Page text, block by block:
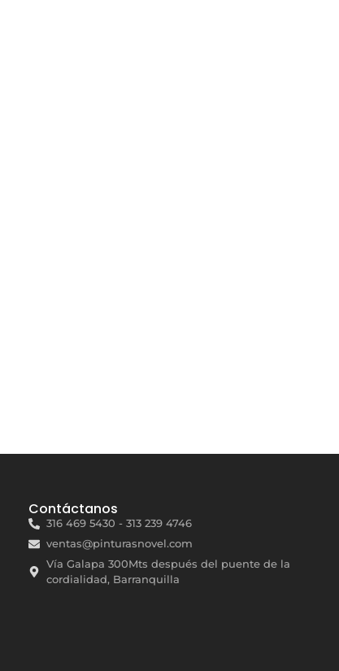
Contáctanos
316 469 5430 - 313 239 4746
ventas@pinturasnovel.com
Vía Galapa 300Mts después del puente de la
cordialidad, Barranquilla